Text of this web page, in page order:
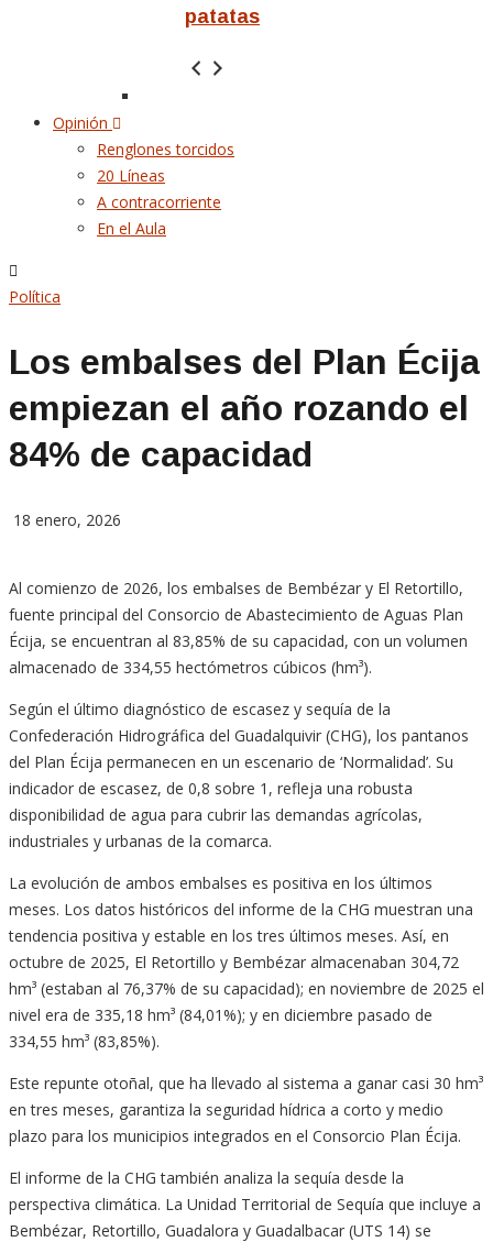
patatas
Opinión
Renglones torcidos
20 Líneas
A contracorriente
En el Aula
Política
Los embalses del Plan Écija
empiezan el año rozando el
84% de capacidad
18 enero, 2026
Al comienzo de 2026, los embalses de Bembézar y El Retortillo,
fuente principal del Consorcio de Abastecimiento de Aguas Plan
Écija, se encuentran al 83,85% de su capacidad, con un volumen
almacenado de 334,55 hectómetros cúbicos (hm³).
Según el último diagnóstico de escasez y sequía de la
Confederación Hidrográfica del Guadalquivir (CHG), los pantanos
del Plan Écija permanecen en un escenario de ‘Normalidad’. Su
indicador de escasez, de 0,8 sobre 1, refleja una robusta
disponibilidad de agua para cubrir las demandas agrícolas,
industriales y urbanas de la comarca.
La evolución de ambos embalses es positiva en los últimos
meses. Los datos históricos del informe de la CHG muestran una
tendencia positiva y estable en los tres últimos meses. Así, en
octubre de 2025, El Retortillo y Bembézar almacenaban 304,72
hm³ (estaban al 76,37% de su capacidad); en noviembre de 2025 el
nivel era de 335,18 hm³ (84,01%); y en diciembre pasado de
334,55 hm³ (83,85%).
Este repunte otoñal, que ha llevado al sistema a ganar casi 30 hm³
en tres meses, garantiza la seguridad hídrica a corto y medio
plazo para los municipios integrados en el Consorcio Plan Écija.
El informe de la CHG también analiza la sequía desde la
perspectiva climática. La Unidad Territorial de Sequía que incluye a
Bembézar, Retortillo, Guadalora y Guadalbacar (UTS 14) se